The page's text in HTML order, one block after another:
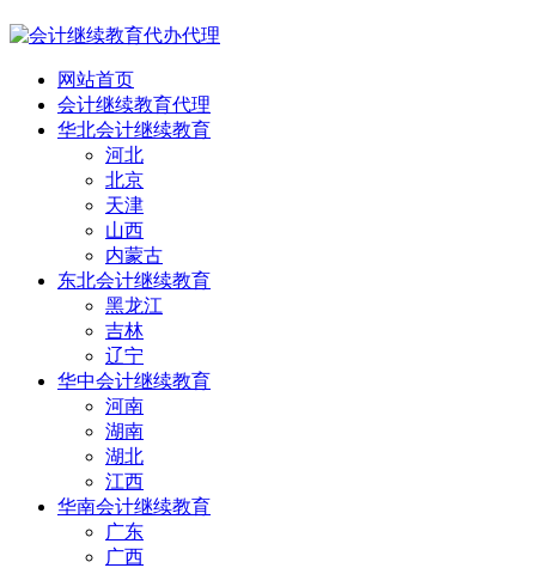
网站首页
会计继续教育代理
华北会计继续教育
河北
北京
天津
山西
内蒙古
东北会计继续教育
黑龙江
吉林
辽宁
华中会计继续教育
河南
湖南
湖北
江西
华南会计继续教育
广东
广西